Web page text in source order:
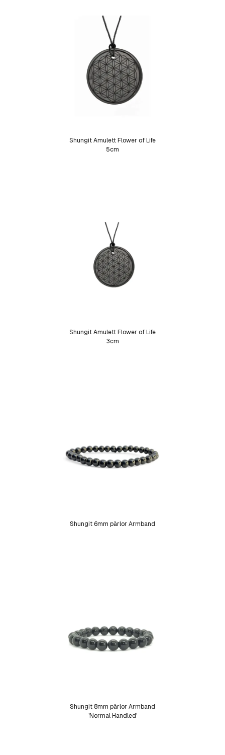
Shungit Amulett Flower of Life
5cm
Shungit Amulett Flower of Life
3cm
Shungit 6mm pärlor Armband
Shungit 8mm pärlor Armband
'Normal Handled'